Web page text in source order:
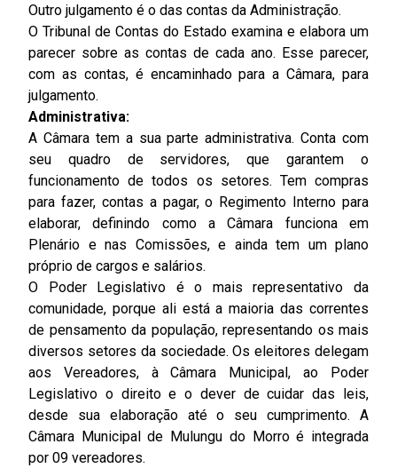
Outro julgamento é o das contas da Administração.
O Tribunal de Contas do Estado examina e elabora um
parecer sobre as contas de cada ano. Esse parecer,
com as contas, é encaminhado para a Câmara, para
julgamento.
Administrativa:
A Câmara tem a sua parte administrativa. Conta com
seu quadro de servidores, que garantem o
funcionamento de todos os setores. Tem compras
para fazer, contas a pagar, o Regimento Interno para
elaborar, definindo como a Câmara funciona em
Plenário e nas Comissões, e ainda tem um plano
próprio de cargos e salários.
O Poder Legislativo é o mais representativo da
comunidade, porque ali está a maioria das correntes
de pensamento da população, representando os mais
diversos setores da sociedade. Os eleitores delegam
aos Vereadores, à Câmara Municipal, ao Poder
Legislativo o direito e o dever de cuidar das leis,
desde sua elaboração até o seu cumprimento. A
Câmara Municipal de Mulungu do Morro é integrada
por 09 vereadores.